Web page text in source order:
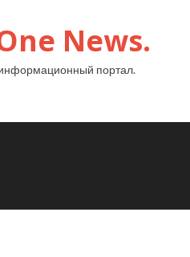
News.
портал.